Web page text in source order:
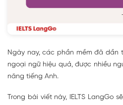
Ngày nay, các phần mềm đã dần
ngoại ngữ hiệu quả, được nhiều
năng tiếng Anh.
Trong bài viết này, IELTS LangGo